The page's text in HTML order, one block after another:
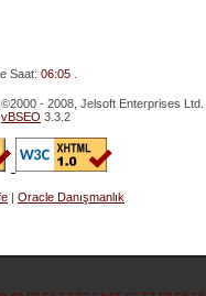
Saat:06:05
- 2008, Jelsoft Enterprises Ltd.
vBSEO 3.3.2
| Oracle Danışmanlık